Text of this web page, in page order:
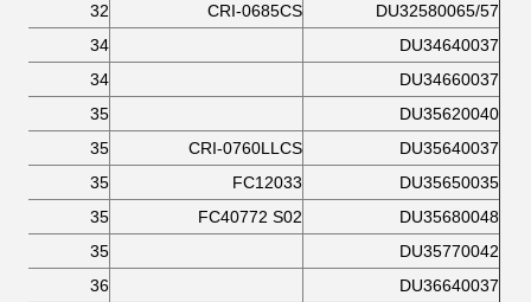
DU32580065/57
CRI-0685CS
32
DU34640037
34
DU34660037
34
DU35620040
35
DU35640037
CRI-0760LLCS
35
DU35650035
FC12033
35
DU35680048
FC40772 S02
35
DU35770042
35
DU36640037
36